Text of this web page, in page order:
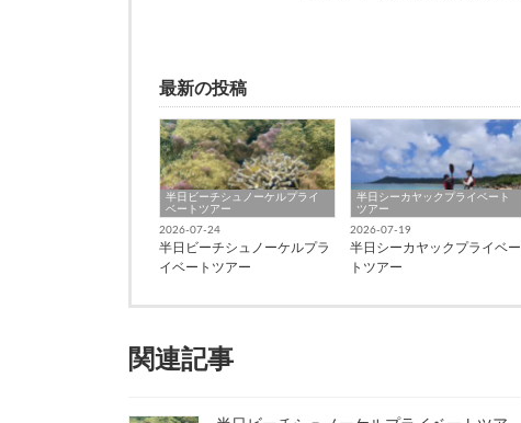
最新の投稿
半日ビーチシュノーケルプライ
ベートツアー
2026-07-24
半日ビーチシュノーケルプラ
イベートツアー
半日シーカヤックプライベート
ツアー
2026-07-19
半日シーカヤックプライベー
トツアー
関連記事